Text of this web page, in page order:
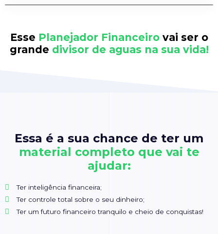
Esse Planejador Financeirovai ser o
grande divisor de aguas na sua vida!
Essa é a sua chance de ter um
material completo que vai te
ajudar:
Ter inteligência financeira;
Ter controle total sobre o seu dinheiro;
Ter um futuro financeiro tranquilo e cheio de conquistas!